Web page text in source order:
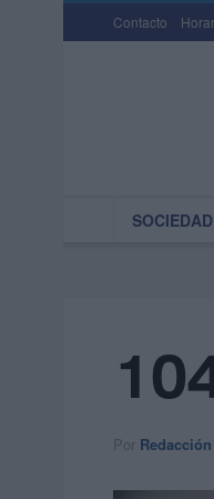
Contacto
SOCIEDAD
Por Redacción